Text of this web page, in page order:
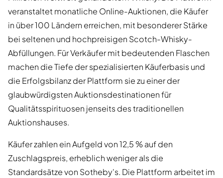
veranstaltet monatliche Online-Auktionen, die Käufer
in über 100 Ländern erreichen, mit besonderer Stärke
bei seltenen und hochpreisigen Scotch-Whisky-
Abfüllungen. Für Verkäufer mit bedeutenden Flaschen
machen die Tiefe der spezialisierten Käuferbasis und
die Erfolgsbilanz der Plattform sie zu einer der
glaubwürdigsten Auktionsdestinationen für
Qualitätsspirituosen jenseits des traditionellen
Auktionshauses.
Käufer zahlen ein Aufgeld von 12,5 % auf den
Zuschlagspreis, erheblich weniger als die
Standardsätze von Sotheby's. Die Plattform arbeitet im